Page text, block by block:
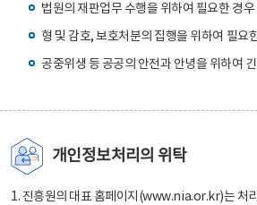
법원의 재판업무 수행을 위하여 필요한 경우
형 및 감호, 보호처분의 집행을 위하여 필요
공중위생 등 공공의 안전과 안녕을 위하여
개인정보처리의 위탁
1. 진흥원의 대표 홈페이지(www.nia.or.kr)는 처